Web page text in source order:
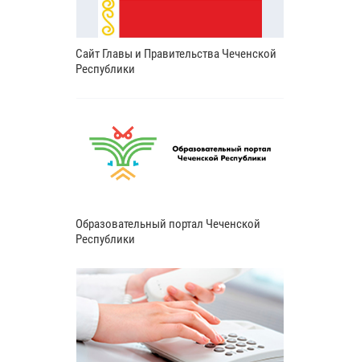
Сайт Главы и Правительства Чеченской
Республики
Образовательный портал Чеченской
Республики